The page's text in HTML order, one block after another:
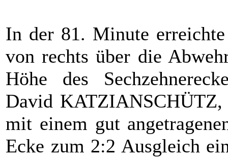
In der 81. Minute
von rechts über die
Höhe des
David
mit einem gut
Ecke zum 2:2 Ausgleich